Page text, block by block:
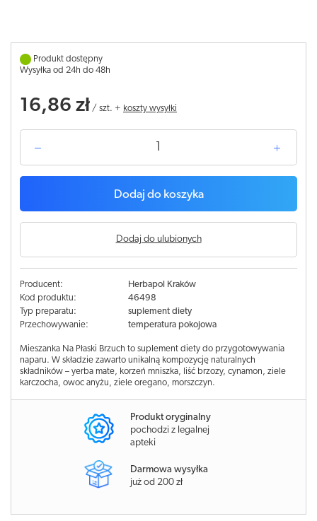
Produkt dostępny
Wysyłka od 24h do 48h
16,86 zł / szt. + koszty wysyłki
Dodaj do koszyka
Dodaj do ulubionych
Producent:
Herbapol Kraków
Kod produktu:
46498
Typ preparatu:
suplement diety
Przechowywanie:
temperatura pokojowa
Mieszanka Na Płaski Brzuch to suplement diety do przygotowywania
naparu. W składzie zawarto unikalną kompozycję naturalnych
składników – yerba mate, korzeń mniszka, liść brzozy, cynamon, ziele
karczocha, owoc anyżu, ziele oregano, morszczyn.
Produkt oryginalny
pochodzi z legalnej
apteki
Darmowa wysyłka
już od 200 zł